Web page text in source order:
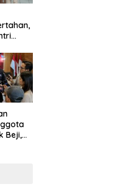
Beji,